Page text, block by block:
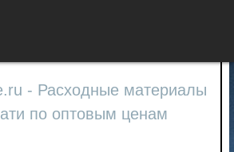
- Расходные материалы
по оптовым ценам